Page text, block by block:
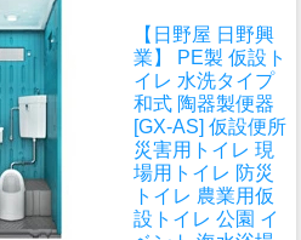
【日野屋 日野興
業】 PE製 仮設ト
イレ 水洗タイプ
和式 陶器製便器
[GX-AS] 仮設便所
災害用トイレ 現
場用トイレ 防災
トイレ 農業用仮
設トイレ 公園 イ